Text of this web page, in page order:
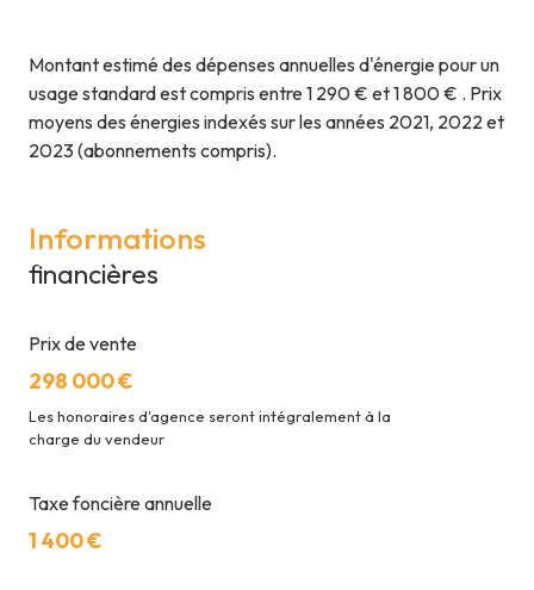
Montant estimé des dépenses annuelles d'énergie pour un
usage standard est compris entre 1 290 € et 1 800 € . Prix
moyens des énergies indexés sur les années 2021, 2022 et
2023 (abonnements compris).
Informations
financières
Prix de vente
298 000 €
Les honoraires d'agence seront intégralement à la
charge du vendeur
Taxe foncière annuelle
1 400 €